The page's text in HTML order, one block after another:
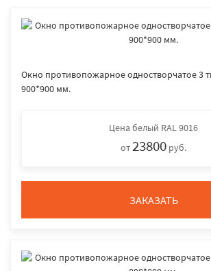
Окно противопожарное одностворчатое 3
900*900 мм.
Цена белый RAL 9016
от23800 руб.
ЗАКАЗАТЬ